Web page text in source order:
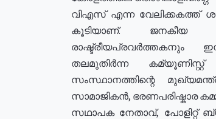
വിഎസ് എന്ന വേലിക്കകത്ത്
കൂടിയാണ്. ജനകീയ
രാഷ്ട്രീയപ്രവർത്തകനും
തലമുതിർന്ന
സംസ്ഥാനത്തിന്റെ
സാമാജികൻ, ഭരണപരിഷ്കാര
സഥാപക നേതാവ്, പോളിറ്റ്